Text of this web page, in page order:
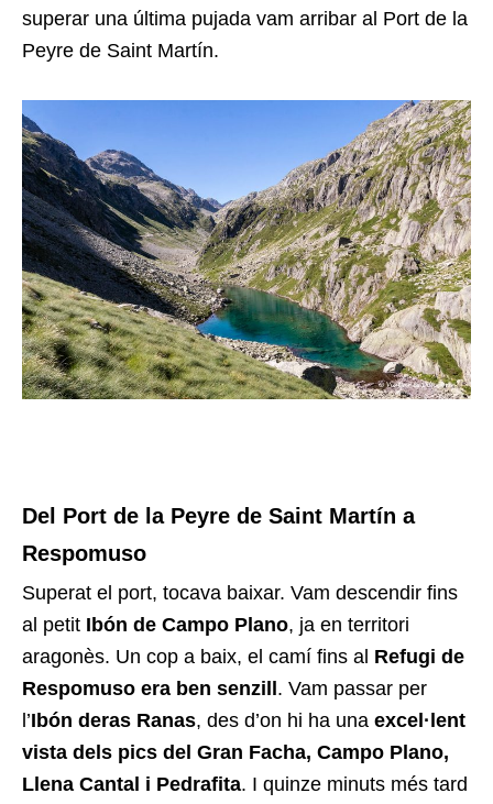
superar una última pujada vam arribar al Port de la
Peyre de Saint Martín.
Del Port de la Peyre de Saint Martín a
Respomuso
Superat el port, tocava baixar. Vam descendir fins
al petit Ibón de Campo Plano, ja en territori
aragonès. Un cop a baix, el camí fins al Refugi de
Respomuso era ben senzill . Vam passar per
l’Ibón deras Ranas, des d’on hi ha una excel·lent
vista dels pics del Gran Facha, Campo Plano,
Llena Cantal i Pedrafita. I quinze minuts més tard